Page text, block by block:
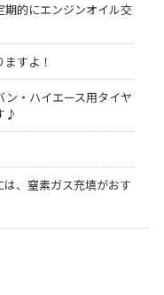
期的にエンジンオイル交
すよ！
・ハイエース用タイヤ
♪
、窒素ガス充填がおす